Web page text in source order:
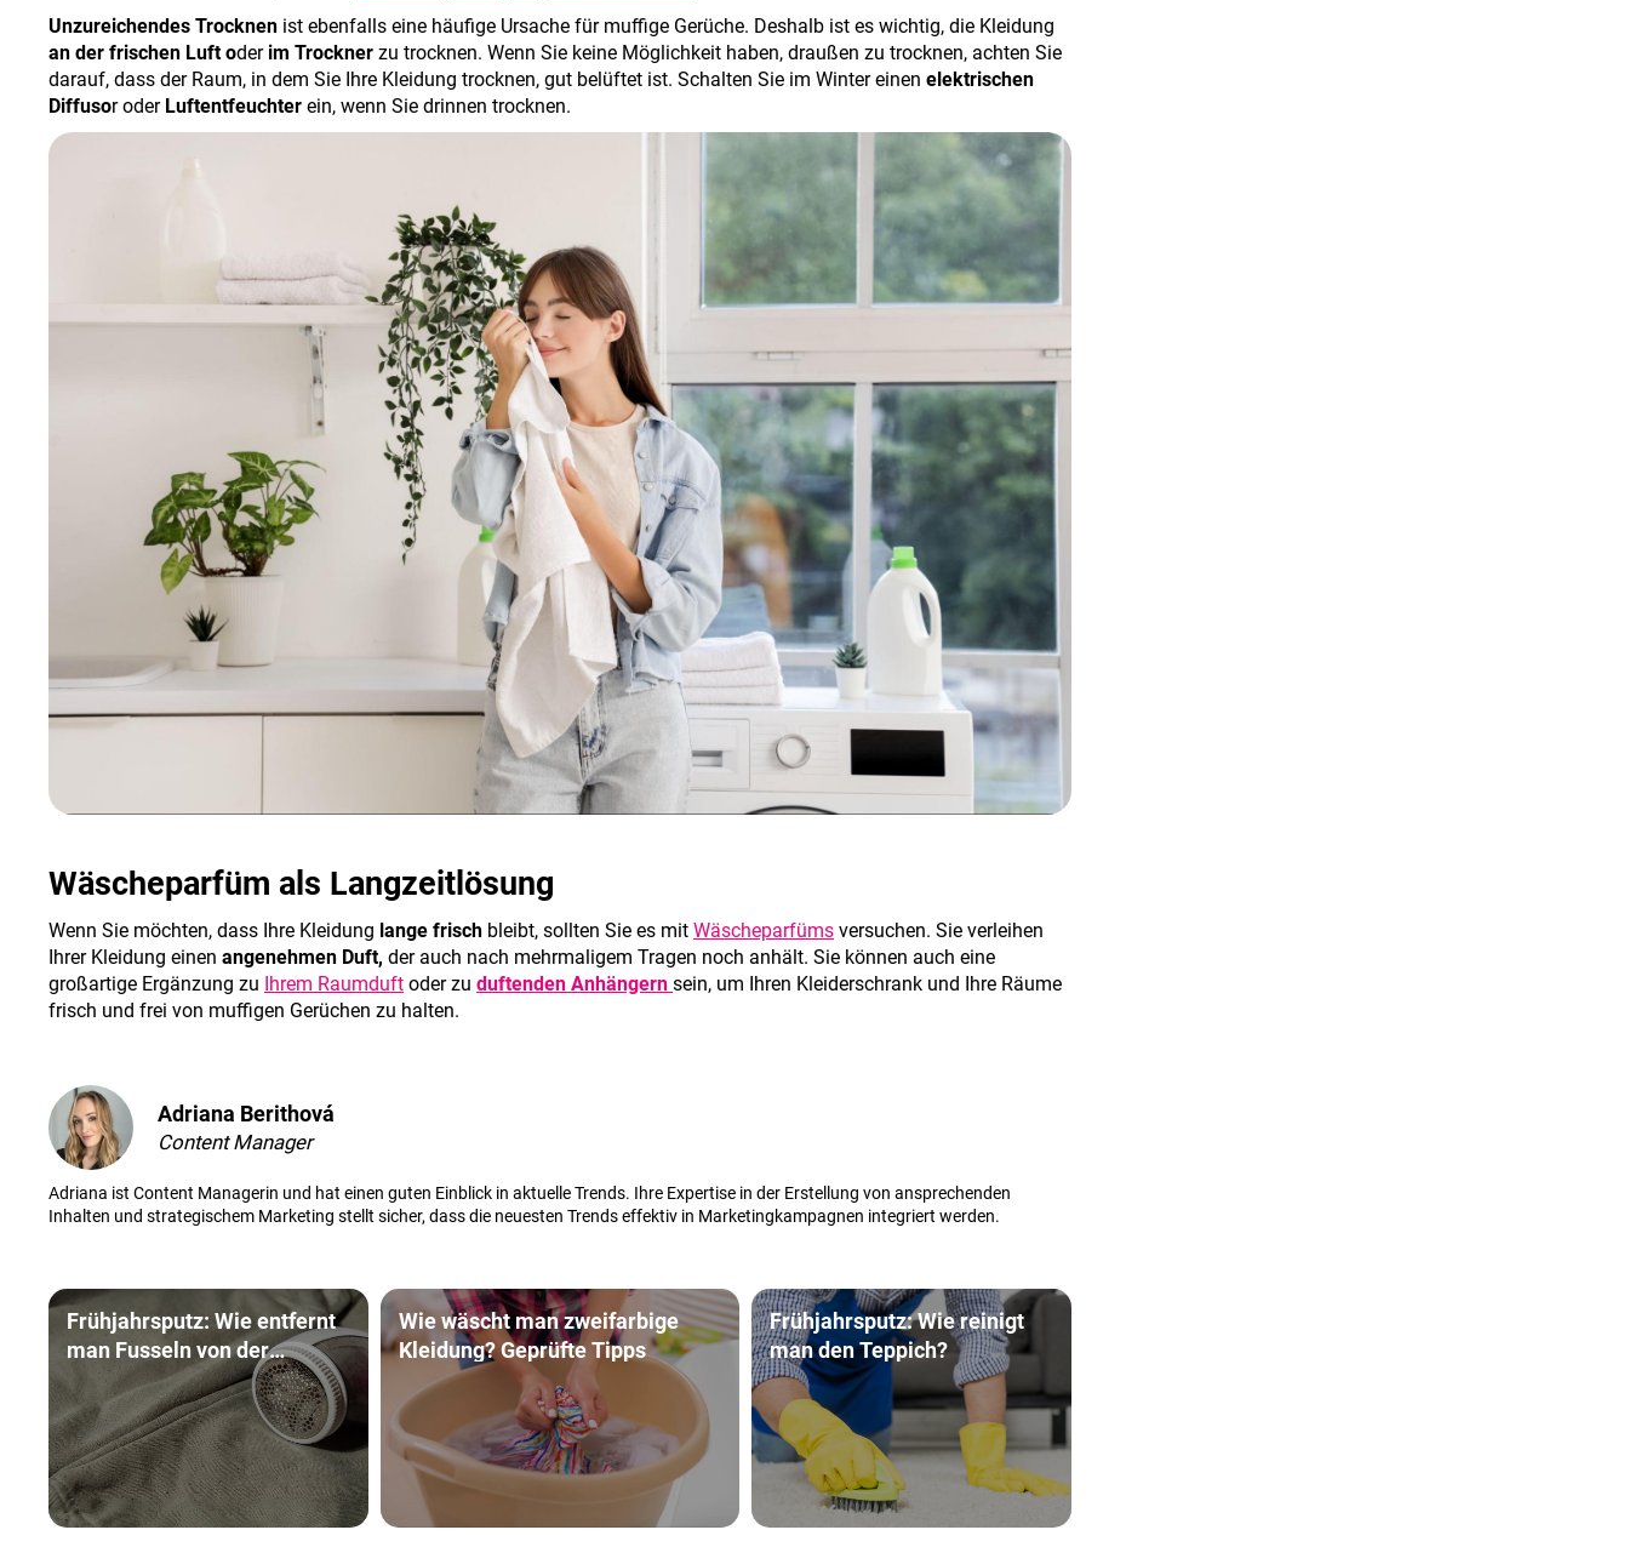
Unzureichendes Trocknen ist ebenfalls eine häufige Ursache für muffige Gerüche. Deshalb ist es wichtig, die Kleidung
an der frischen Luft oderim Trockner zu trocknen. Wenn Sie keine Möglichkeit haben, draußen zu trocknen, achten Sie
darauf, dass der Raum, in dem Sie Ihre Kleidung trocknen, gut belüftet ist. Schalten Sie im Winter einen elektrischen
Diffusor oder Luftentfeuchter ein, wenn Sie drinnen trocknen.
Wäscheparfüm als Langzeitlösung
Wenn Sie möchten, dass Ihre Kleidung lange frisch bleibt, sollten Sie es mit Wäscheparfüms versuchen. Sie verleihen
Ihrer Kleidung einen angenehmen Duft, der auch nach mehrmaligem Tragen noch anhält. Sie können auch eine
großartige Ergänzung zu Ihrem Raumduft oder zu duftenden Anhängern sein, um Ihren Kleiderschrank und Ihre Räume
frisch und frei von muffigen Gerüchen zu halten.
Adriana Berithová
Content Manager
Adriana ist Content Managerin und hat einen guten Einblick in aktuelle Trends. Ihre Expertise in der Erstellung von ansprechenden
Inhalten und strategischem Marketing stellt sicher, dass die neuesten Trends effektiv in Marketingkampagnen integriert werden.
Frühjahrsputz: Wie entfernt
man Fusseln von der
Kleidung
Wie wäscht man zweifarbige
Kleidung? Geprüfte Tipps
Frühjahrsputz: Wie reinigt
man den Teppich?